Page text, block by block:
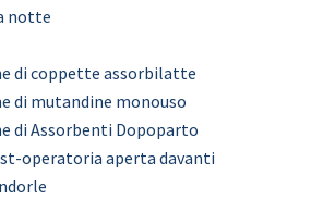
notte
di coppette assorbilatte
di mutandine monouso
di Assorbenti Dopoparto
operatoria aperta davanti